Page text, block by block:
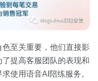
至关重要，他们直接影
提高客服团队的表现和
使用语音AI陪练服务。